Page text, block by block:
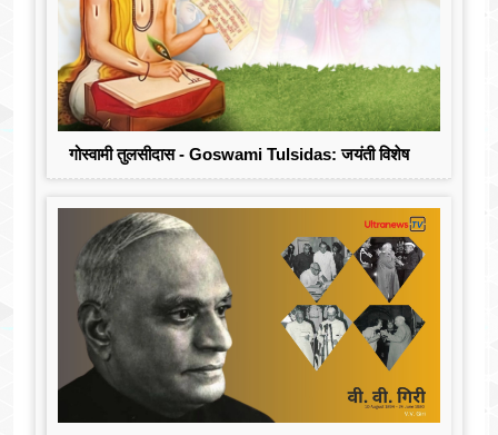
गोस्वामी तुलसीदास - Goswami Tulsidas: जयंती विशेष